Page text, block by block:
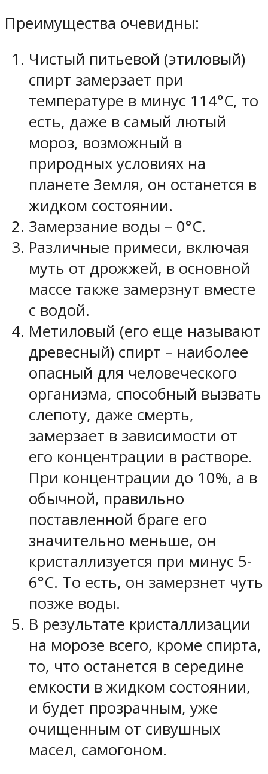
Преимущества очевидны:
Чистый питьевой (этиловый)
спирт замерзает при
температуре в минус 114°С, то
есть, даже в самый лютый
мороз, возможный в
природных условиях на
планете Земля, он останется в
жидком состоянии.
Замерзание воды – 0°С.
Различные примеси, включая
муть от дрожжей, в основной
массе также замерзнут вместе
с водой.
Метиловый (его еще называют
древесный) спирт – наиболее
опасный для человеческого
организма, способный вызвать
слепоту, даже смерть,
замерзает в зависимости от
его концентрации в растворе.
При концентрации до 10%, а в
обычной, правильно
поставленной браге его
значительно меньше, он
кристаллизуется при минус 5-
6°С. То есть, он замерзнет чуть
позже воды.
В результате кристаллизации
на морозе всего, кроме спирта,
то, что останется в середине
емкости в жидком состоянии,
и будет прозрачным, уже
очищенным от сивушных
масел, самогоном.